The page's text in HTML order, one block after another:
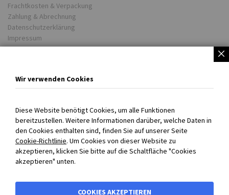
Frachtkosten & Verpackung
Zahlung & Abrechnung
Datenschutzerklärung
Impressum
Unsere Lieferwerke
BIBUS weltweit
Persönlich für Sie da!
+43 720 301707 0
info@bibus.at
Mo-Do 08:00-16:30 Uhr
Wir verwenden Cookies
Diese Website benötigt Cookies, um alle Funktionen
bereitzustellen. Weitere Informationen darüber, welche Daten in
den Cookies enthalten sind, finden Sie auf unserer Seite
Cookie-Richtlinie. Um Cookies von dieser Website zu
akzeptieren, klicken Sie bitte auf die Schaltfläche "Cookies
akzeptieren" unten.
COOKIES AKZEPTIEREN